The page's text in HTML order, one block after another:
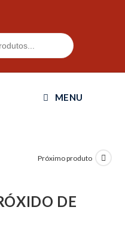
MENU
Próximo produto
DE